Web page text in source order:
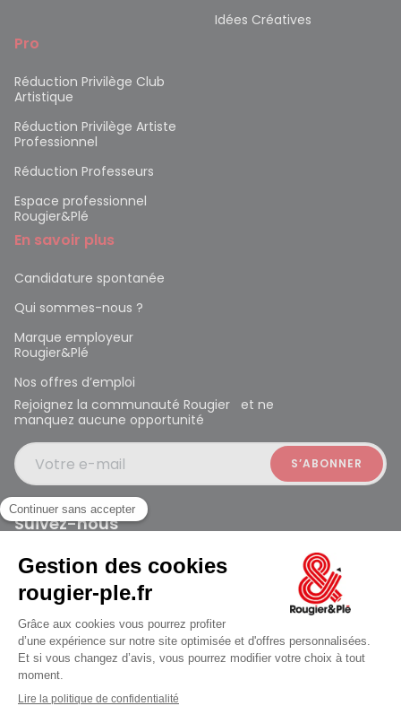
Idées Créatives
Pro
Réduction Privilège Club
Artistique
Réduction Privilège Artiste
Professionnel
Réduction Professeurs
Espace professionnel
Rougier&Plé
En savoir plus
Candidature spontanée
Qui sommes-nous ?
Marque employeur
Rougier&Plé
Nos offres d’emploi
Rejoignez la communauté Rougier et ne
manquez aucune opportunité
Votre e-mail
Suivez-nous
Rougier et Plé 2024 Copyright